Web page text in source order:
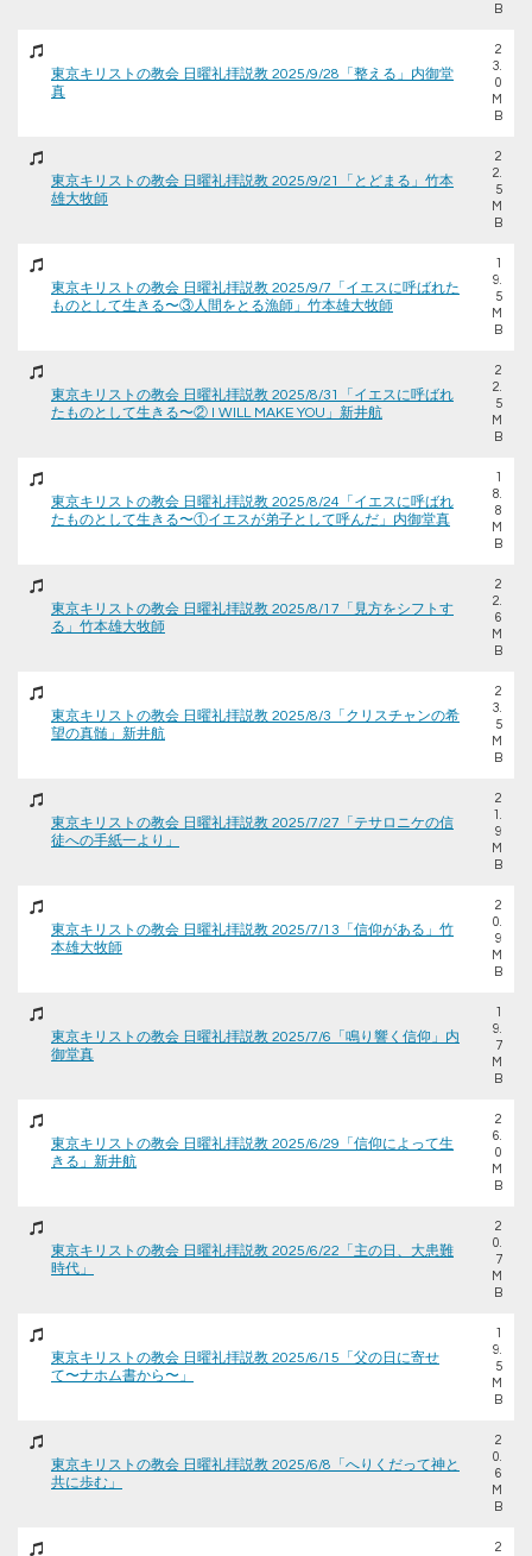
B
東京キリストの教会 日曜礼拝説教 2025/9/28「整える」内御堂
真
2
3.
0
M
B
東京キリストの教会 日曜礼拝説教 2025/9/21「とどまる」竹本
雄大牧師
2
2.
5
M
B
東京キリストの教会 日曜礼拝説教 2025/9/7「イエスに呼ばれた
ものとして生きる〜③人間をとる漁師」竹本雄大牧師
1
9.
5
M
B
東京キリストの教会 日曜礼拝説教 2025/8/31「イエスに呼ばれ
たものとして生きる〜② I WILL MAKE YOU」新井航
2
2.
5
M
B
東京キリストの教会 日曜礼拝説教 2025/8/24「イエスに呼ばれ
たものとして生きる〜①イエスが弟子として呼んだ」内御堂真
1
8.
8
M
B
東京キリストの教会 日曜礼拝説教 2025/8/17「見方をシフトす
る」竹本雄大牧師
2
2.
6
M
B
東京キリストの教会 日曜礼拝説教 2025/8/3「クリスチャンの希
望の真髄」新井航
2
3.
5
M
B
東京キリストの教会 日曜礼拝説教 2025/7/27「テサロニケの信
徒への手紙一より」
2
1.
9
M
B
東京キリストの教会 日曜礼拝説教 2025/7/13「信仰がある」竹
本雄大牧師
2
0.
9
M
B
東京キリストの教会 日曜礼拝説教 2025/7/6「鳴り響く信仰」内
御堂真
1
9.
7
M
B
東京キリストの教会 日曜礼拝説教 2025/6/29「信仰によって生
きる」新井航
2
6.
0
M
B
東京キリストの教会 日曜礼拝説教 2025/6/22「主の日、大患難
時代」
2
0.
7
M
B
東京キリストの教会 日曜礼拝説教 2025/6/15「父の日に寄せ
て〜ナホム書から〜」
1
9.
5
M
B
東京キリストの教会 日曜礼拝説教 2025/6/8「へりくだって神と
共に歩む」
2
0.
6
M
B
2